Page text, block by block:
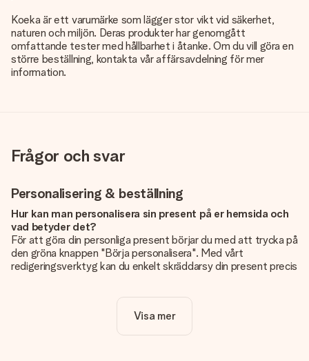
Koeka är ett varumärke som lägger stor vikt vid säkerhet,
naturen och miljön. Deras produkter har genomgått
omfattande tester med hållbarhet i åtanke. Om du vill göra en
större beställning, kontakta vår affärsavdelning för mer
information.
Frågor och svar
Personalisering & beställning
Hur kan man personalisera sin present på er hemsida och
vad betyder det?
För att göra din personliga present börjar du med att trycka på
den gröna knappen "Börja personalisera". Med vårt
redigeringsverktyg kan du enkelt skräddarsy din present precis
Kostar det något extra att personalisera sin present?
Visa mer